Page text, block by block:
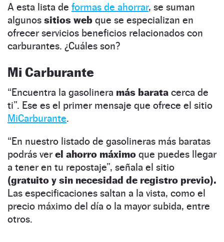
A esta lista de formas de ahorrar, se suman
algunos sitios web que se especializan en
ofrecer servicios beneficios relacionados con
carburantes. ¿Cuáles son?
Mi Carburante
“Encuentra la gasolinera más barata cerca de
ti”. Ese es el primer mensaje que ofrece el sitio
MiCarburante.
“En nuestro listado de gasolineras más baratas
podrás ver el ahorro máximo que puedes llegar
a tener en tu repostaje”, señala el sitio
(gratuito y sin necesidad de registro previo).
Las especificaciones saltan a la vista, como el
precio máximo del día o la mayor subida, entre
otros.